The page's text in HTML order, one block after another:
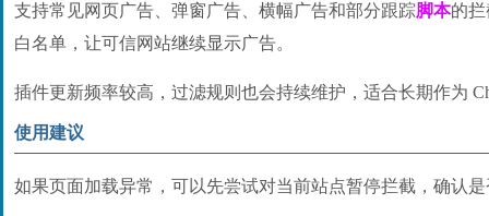
支持常见网页广告、弹窗广告、横幅广告和部分跟踪脚本的
白名单，让可信网站继续显示广告。
插件更新频率较高，过滤规则也会持续维护，适合长期作为
使用建议
如果页面加载异常，可以先尝试对当前站点暂停拦截，确认